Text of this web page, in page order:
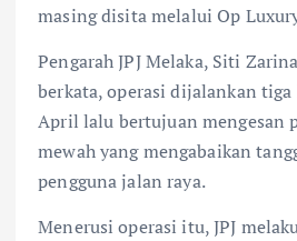
masing disita melalui Op
Pengarah JPJ Melaka, Siti
berkata, operasi dijalankan
April lalu bertujuan mengesan
mewah yang mengabaikan
pengguna jalan raya.
Menerusi operasi itu, JPJ